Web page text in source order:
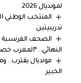
لمونديال 2026
المنتخب الوطني
تدريبيتين
الصحف الفرنسية
النهائي.. “المغرب
مونديال يقترب..
الخبير